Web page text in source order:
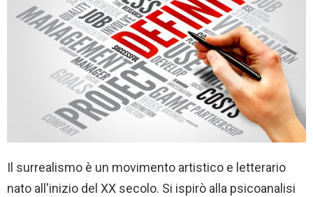
Il surrealismo è un movimento artistico e letterario
nato all'inizio del XX secolo. Si ispirò alla psicoanalisi